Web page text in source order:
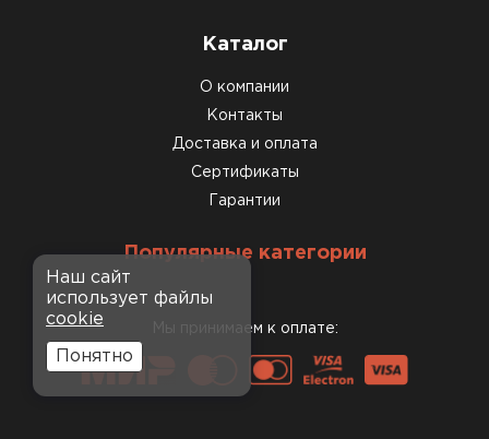
Каталог
О компании
Контакты
Доставка и оплата
Сертификаты
Гарантии
Популярные категории
Мы принимаем к оплате:
Наш сайт
использует файлы
cookie
Понятно